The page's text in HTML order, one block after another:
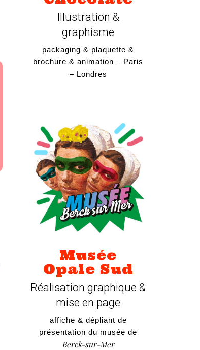
Illustration &
graphisme
packaging & plaquette &
brochure & animation – Paris
– Londres
Musée
Opale Sud
Réalisation graphique &
mise en page
affiche & dépliant de
présentation du musée de
Berck-sur-Mer